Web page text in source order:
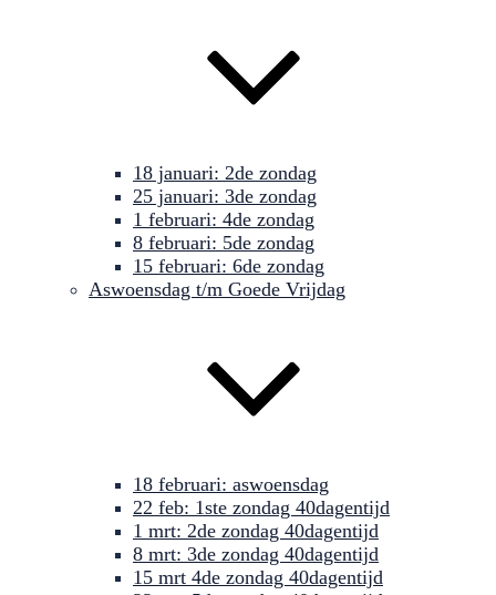
18 januari: 2de zondag
25 januari: 3de zondag
1 februari: 4de zondag
8 februari: 5de zondag
15 februari: 6de zondag
Aswoensdag t/m Goede Vrijdag
18 februari: aswoensdag
22 feb: 1ste zondag 40dagentijd
1 mrt: 2de zondag 40dagentijd
8 mrt: 3de zondag 40dagentijd
15 mrt 4de zondag 40dagentijd